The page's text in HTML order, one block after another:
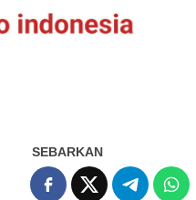
SEBARKAN